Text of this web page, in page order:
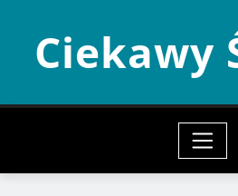
contentCiekawy